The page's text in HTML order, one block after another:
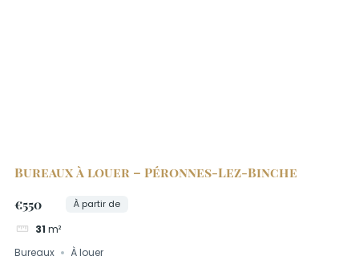
Bureaux à louer – Péronnes-Lez-Binche
€550
À partir de
31 m²
Bureaux
À louer